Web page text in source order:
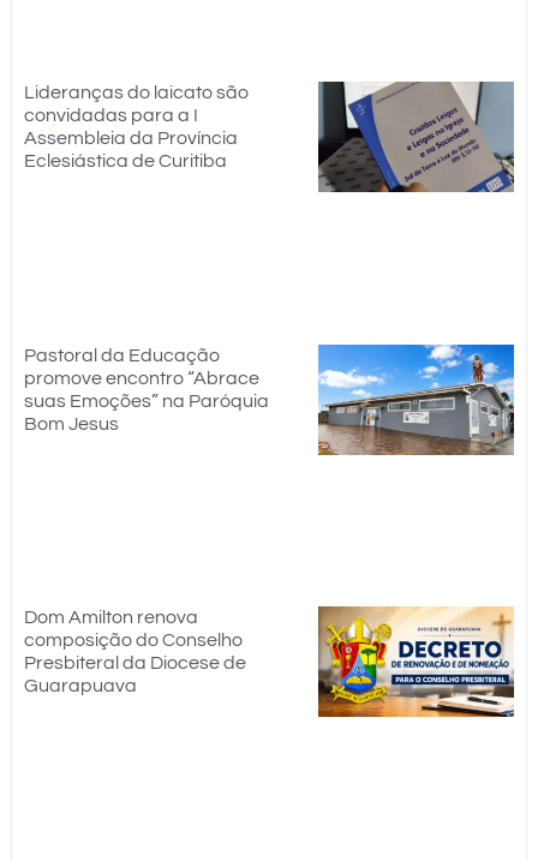
Lideranças do laicato são
convidadas para a I
Assembleia da Província
Eclesiástica de Curitiba
Pastoral da Educação
promove encontro “Abrace
suas Emoções” na Paróquia
Bom Jesus
Dom Amilton renova
composição do Conselho
Presbiteral da Diocese de
Guarapuava